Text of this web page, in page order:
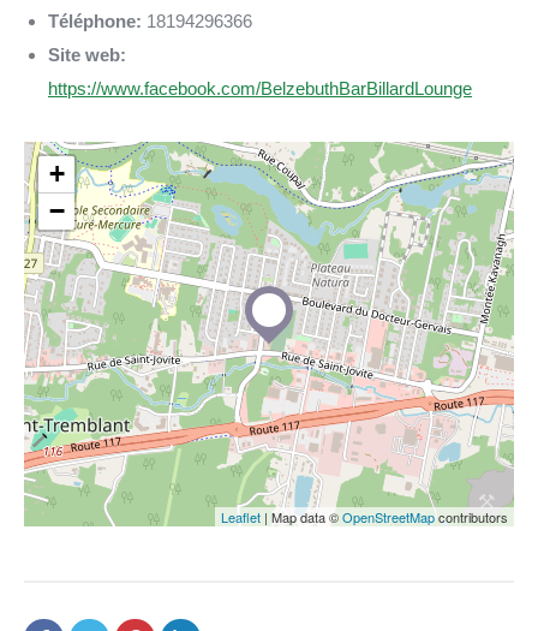
Téléphone: 18194296366
Site web:
https://www.facebook.com/BelzebuthBarBillardLounge
+
−
Leaflet | Map data ©OpenStreetMapcontributors